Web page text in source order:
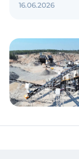
российские
обсуждаем
«Честно и
16.06.2026